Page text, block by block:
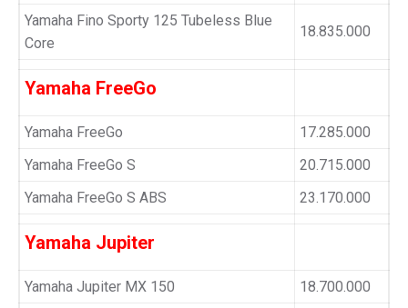
Yamaha Fino Sporty 125 Tubeless Blue
Core
18.835.000
Yamaha FreeGo
Yamaha FreeGo
17.285.000
Yamaha FreeGo S
20.715.000
Yamaha FreeGo S ABS
23.170.000
Yamaha Jupiter
Yamaha Jupiter MX 150
18.700.000